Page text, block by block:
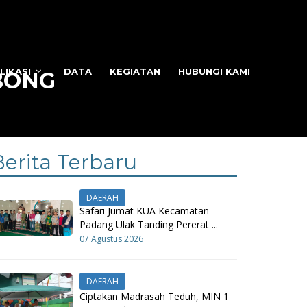
DATA KEGIATAN HUBUNGI KAMI
Terbaru
DAERAH
Safari Jumat KUA Kecamatan
Padang Ulak Tanding Pererat ...
07 Agustus 2026
DAERAH
Ciptakan Madrasah Teduh, MIN 1